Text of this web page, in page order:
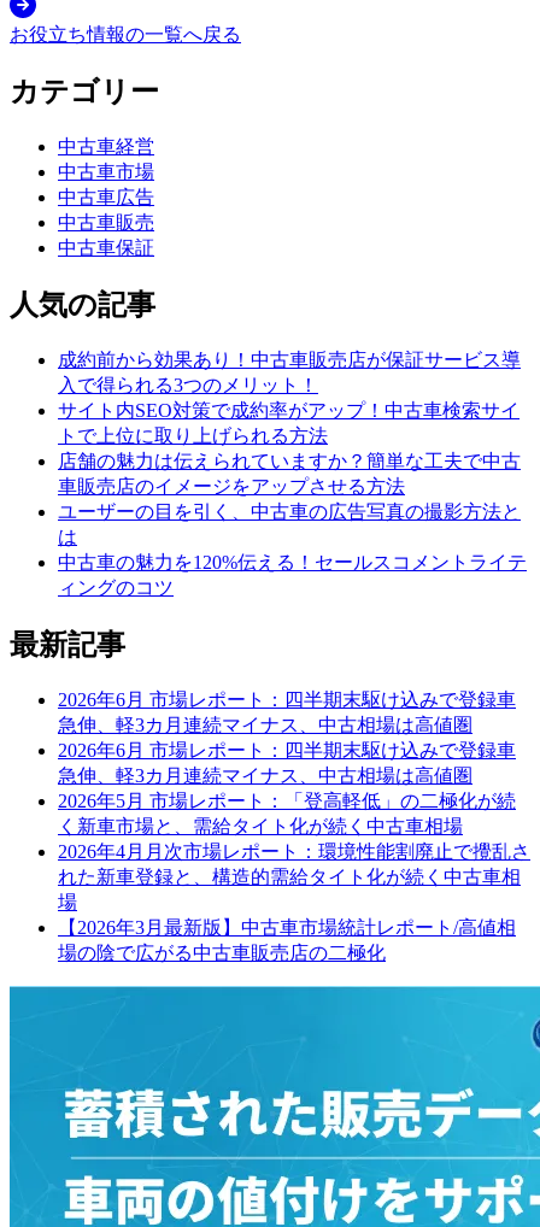
お役立ち情報の一覧へ戻る
カテゴリー
中古車経営
中古車市場
中古車広告
中古車販売
中古車保証
人気の記事
成約前から効果あり！中古車販売店が保証サービス導
入で得られる3つのメリット！
サイト内SEO対策で成約率がアップ！中古車検索サイ
トで上位に取り上げられる方法
店舗の魅力は伝えられていますか？簡単な工夫で中古
車販売店のイメージをアップさせる方法
ユーザーの目を引く、中古車の広告写真の撮影方法と
は
中古車の魅力を120%伝える！セールスコメントライテ
ィングのコツ
最新記事
2026年6月 市場レポート：四半期末駆け込みで登録車
急伸、軽3カ月連続マイナス、中古相場は高値圏
2026年6月 市場レポート：四半期末駆け込みで登録車
急伸、軽3カ月連続マイナス、中古相場は高値圏
2026年5月 市場レポート：「登高軽低」の二極化が続
く新車市場と、需給タイト化が続く中古車相場
2026年4月月次市場レポート：環境性能割廃止で攪乱さ
れた新車登録と、構造的需給タイト化が続く中古車相
場
【2026年3月最新版】中古車市場統計レポート/高値相
場の陰で広がる中古車販売店の二極化